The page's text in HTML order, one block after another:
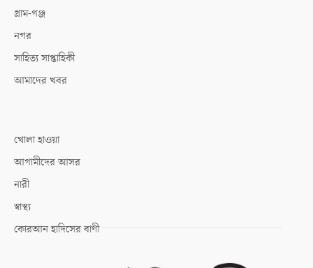
গ্রাম-গঞ্জ
নগর
সাহিত্য সাপ্তাহিকী
আমাদের খবর
খোলা হাওয়া
আগামীদের আসর
নারী
স্বাস্থ্য
কোরআন হাদিসের বাণী